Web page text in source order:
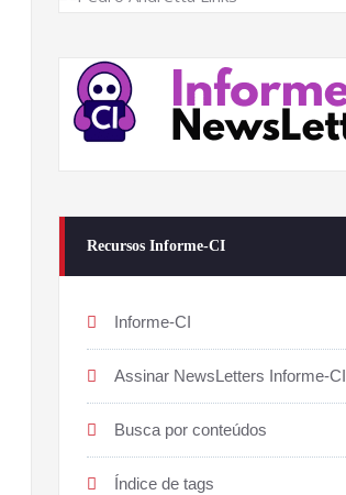
Recursos Informe-CI
Informe-CI
Assinar NewsLetters Informe-CI
Busca por conteúdos
Índice de tags